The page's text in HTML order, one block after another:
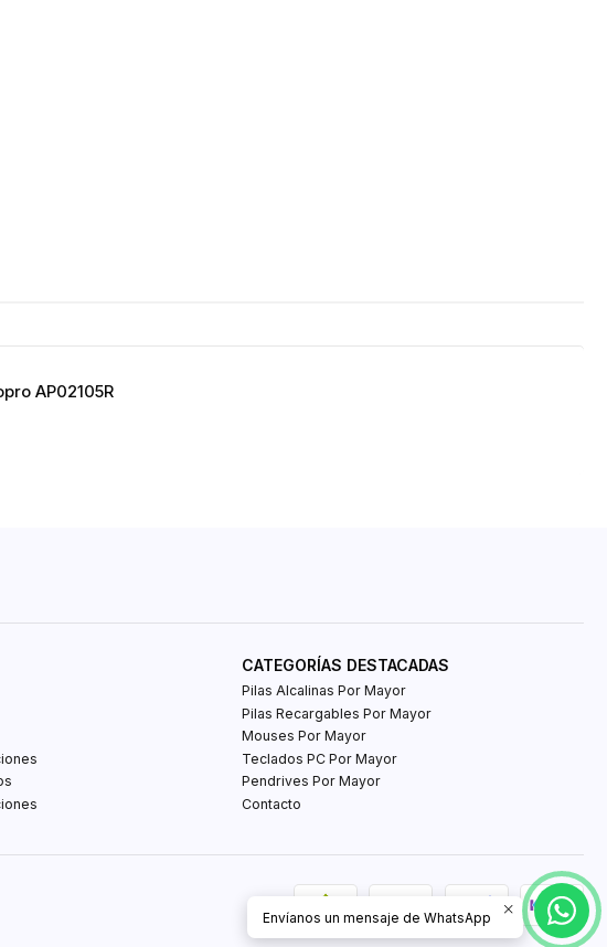
AP02105R
CATEGORÍAS DESTACADAS
Pilas Alcalinas Por Mayor
Pilas Recargables Por Mayor
Mouses Por Mayor
Teclados PC Por Mayor
Pendrives Por Mayor
Contacto
Envíanos un mensaje de WhatsApp